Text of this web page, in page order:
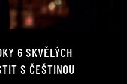
6 SKVĚLÝCH
S ČEŠTINOU